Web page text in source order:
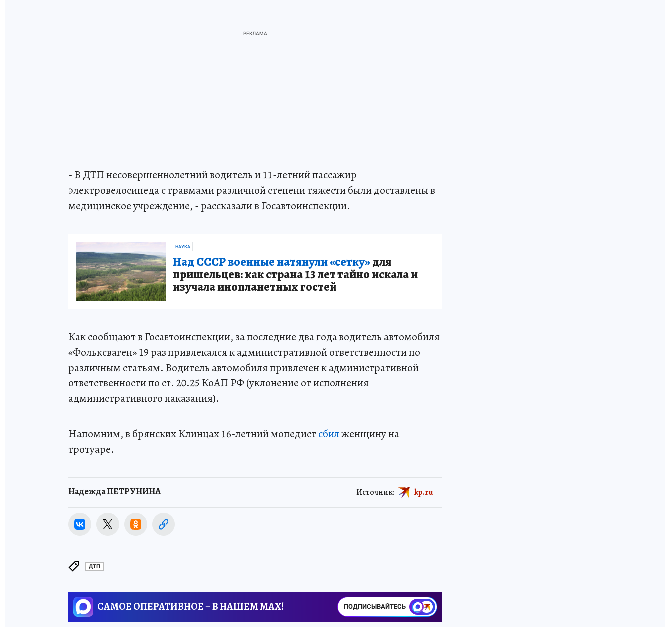
- В ДТП несовершеннолетний водитель и 11-летний пассажир
электровелосипеда с травмами различной степени тяжести были доставлены в
медицинское учреждение, - рассказали в Госавтоинспекции.
НАУКА
Над СССР военные натянули «сетку»для
пришельцев: как страна 13 лет тайно искала и
изучала инопланетных гостей
Как сообщают в Госавтоинспекции, за последние два года водитель автомобиля
«Фольксваген» 19 раз привлекался к административной ответственности по
различным статьям. Водитель автомобиля привлечен к административной
ответственности по ст. 20.25 КоАП РФ (уклонение от исполнения
административного наказания).
Напомним, в брянских Клинцах 16-летний мопедистсбилженщину на
тротуаре.
Надежда ПЕТРУНИНА Источник: kp.ru
ДТП
САМОЕ ОПЕРАТИВНОЕ – В НАШЕМ MAX! ПОДПИСЫВАЙТЕСЬ